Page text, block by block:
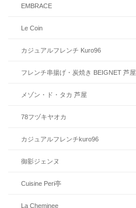
EMBRACE
Le Coin
カジュアルフレンチ Kuro96
フレンチ串揚げ・炭焼き BEIGNET 芦屋
メゾン・ド・タカ 芦屋
78フヅキヤオカ
カジュアルフレンチkuro96
御影ジェンヌ
Cuisine Peri亭
La Cheminee